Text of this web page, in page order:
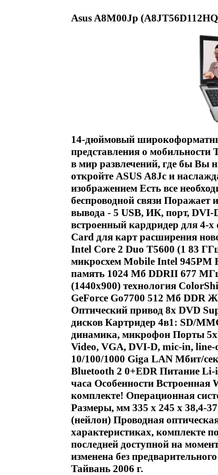
Asus A8M00Jp
14-дюймовый
представления о мобильности
в мир развлечений, где бы Вы
откройте ASUS A8Jс и
изображением Есть все
беспроводной связи Поражает
вывода - 5 USB, ИК, порт, DVI-
встроенный кардридер для 4-
Card для карт расширения
Intel Core 2 Duo T5600 (1 83
микросхем Mobile Intel 945PM
память 1024 Мб DDRII 677
(1440x900) технология
GeForce Go7700 512 Мб DDR
Оптический привод 8х DVD
дисков Картридер 4в1: SD/
динамикa, микрофон Порты
Video, VGA, DVI-D, mic-in,
10/100/1000 Giga LAN Мбит/
Bluetooth 2 0+EDR Питание
часа Особенности
комплекте! Операционная
Размеры, мм 335 x 245 x 38,4-
(нейлон) Проводная
характеристиках, комплекте
последней доступной на
изменена без
Тайвань 2006 г.